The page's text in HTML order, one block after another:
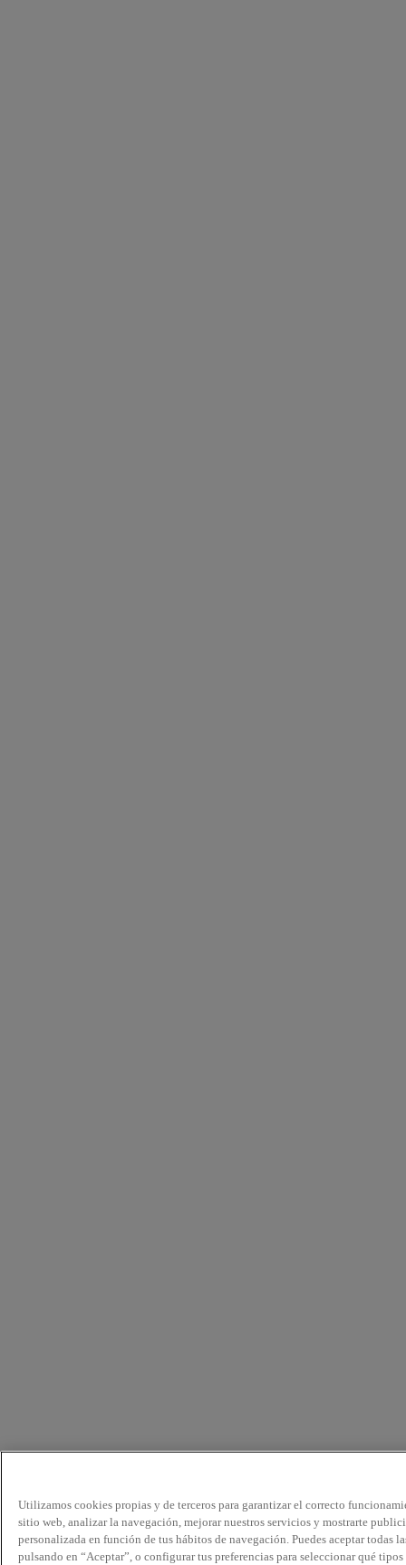
Utilizamos cookies propias y de terceros para garantizar el correcto
sitio web, analizar la navegación, mejorar nuestros servicios y mostrarte
personalizada en función de tus hábitos de navegación. Puedes aceptar todas
pulsando en “Aceptar”, o configurar tus preferencias para seleccionar qué tipos